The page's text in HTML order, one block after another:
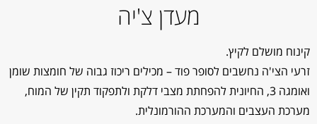
מעדן צ'יה
קינוח מושלם לקיץ.
זרעי הצי'ה נחשבים לסופר פוד – מכילים ריכוז גבוה של חומצות שומן
ואומגה 3, החיונית להפחתת מצבי דלקת ולתפקוד תקין של המוח,
מערכת העצבים והמערכת ההורמונלית.